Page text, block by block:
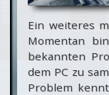
Ein weiteres
Momentan
bekannten
dem PC zu
Problem